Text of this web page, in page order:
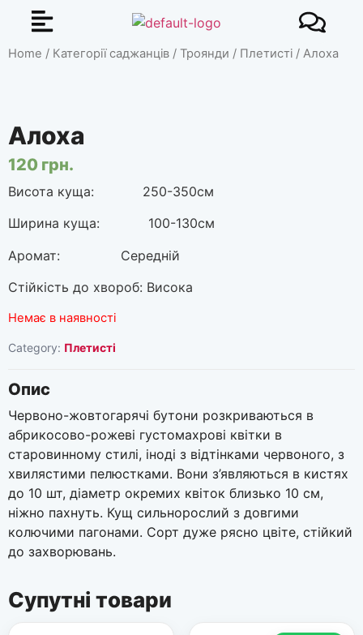
Home / Категорії саджанців / Троянди / Плетисті / Алоха
Алоха
120 грн.
Висота куща: 250-350см
Ширина куща: 100-130см
Аромат: Середній
Стійкість до хвороб: Висока
Немає в наявності
Category: Плетисті
Опис
Червоно-жовтогарячі бутони розкриваються в
абрикосово-рожеві густомахрові квітки в
старовинному стилі, іноді з відтінками червоного, з
хвилястими пелюстками. Вони з’являються в кистях
до 10 шт, діаметр окремих квіток близько 10 см,
ніжно пахнуть. Кущ сильнорослий з довгими
колючими пагонами. Сорт дуже рясно цвіте, стійкий
до захворювань.
Супутні товари